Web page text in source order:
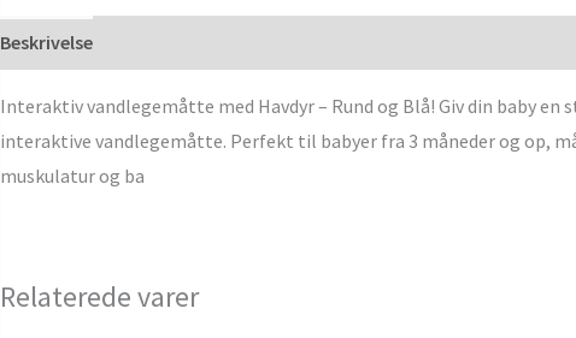
Beskrivelse
Interaktiv vandlegemåtte med Havdyr – Rund og Blå! Giv din baby
interaktive vandlegemåtte. Perfekt til babyer fra 3 måneder og op,
muskulatur og ba
Relaterede varer